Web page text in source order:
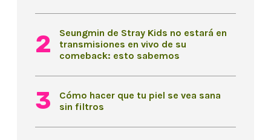
Seungmin de Stray Kids no estará en
transmisiones en vivo de su
comeback: esto sabemos
Cómo hacer que tu piel se vea sana
sin filtros